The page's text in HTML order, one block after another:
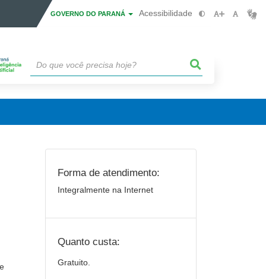
GOVERNO DO PARANÁ Acessibilidade
Forma de atendimento:
Integralmente na Internet
Quanto custa:
Gratuito.